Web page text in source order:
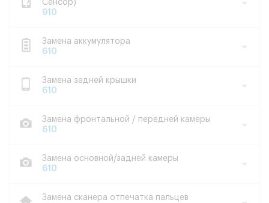
Сенсор)
910
Замена аккумулятора
610
Замена задней крышки
610
Замена фронтальной / передней камеры
610
Замена основной/задней камеры
610
Замена сканера отпечатка пальцев